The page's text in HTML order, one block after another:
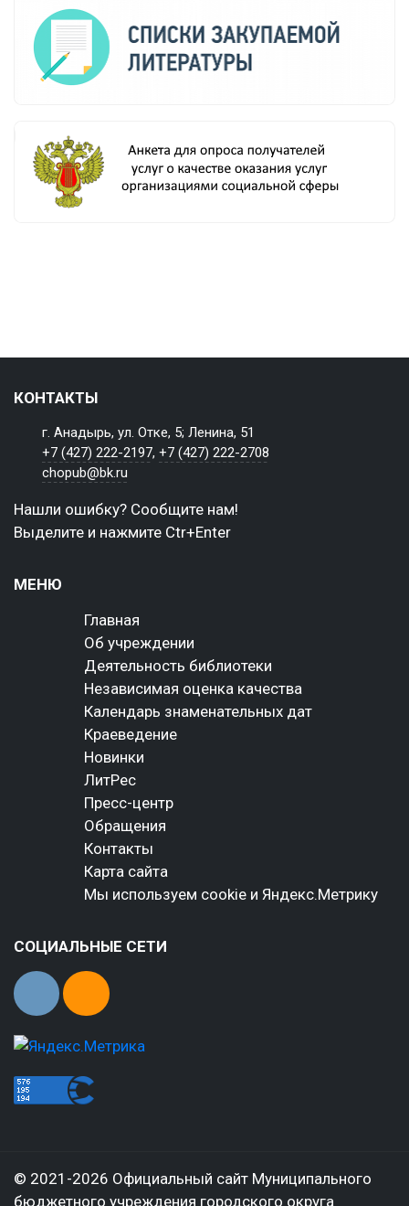
КОНТАКТЫ
г. Анадырь, ул. Отке, 5; Ленина, 51
+7 (427) 222-2197,+7 (427) 222-2708
chopub@bk.ru
Нашли ошибку? Сообщите нам!
Выделите и нажмите Ctr+Enter
МЕНЮ
Главная
Об учреждении
Деятельность библиотеки
Независимая оценка качества
Календарь знаменательных дат
Краеведение
Новинки
ЛитРес
Пресс-центр
Обращения
Контакты
Карта сайта
Мы используем cookie и Яндекс.Метрику
СОЦИАЛЬНЫЕ СЕТИ
© 2021-2026 Официальный сайт Муниципального
бюджетного учреждения городского округа